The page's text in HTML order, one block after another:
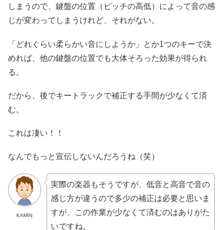
しまうので、鍵盤の位置（ピッチの高低）によって音の感
じが変わってしまうけれど、それがない。
「どれぐらい柔らかい音にしようか」とか1つのキーで決
めれば、他の鍵盤の位置でも大体そろった効果が得られ
る。
だから、後でキートラックで補正する手間が少なくて済
む。
これは凄い！！
なんでもっと宣伝しないんだろうね（笑）
KAMIN
実際の楽器もそうですが、低音と高音で音の
感じ方が違うので多少の補正は必要と思いま
すが、この作業が少なくて済むのはありがた
いですね。